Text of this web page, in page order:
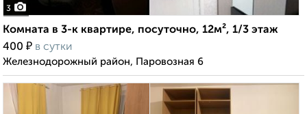
3
Комната в 3-к квартире, посуточно, 12м², 1/3 этаж
400 ₽ в сутки
Железнодорожный район, Паровозная 6